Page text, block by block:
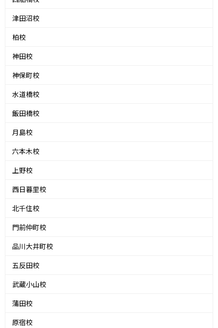
津田沼校
柏校
神田校
神保町校
水道橋校
飯田橋校
月島校
六本木校
上野校
西日暮里校
北千住校
門前仲町校
品川大井町校
五反田校
武蔵小山校
蒲田校
原宿校